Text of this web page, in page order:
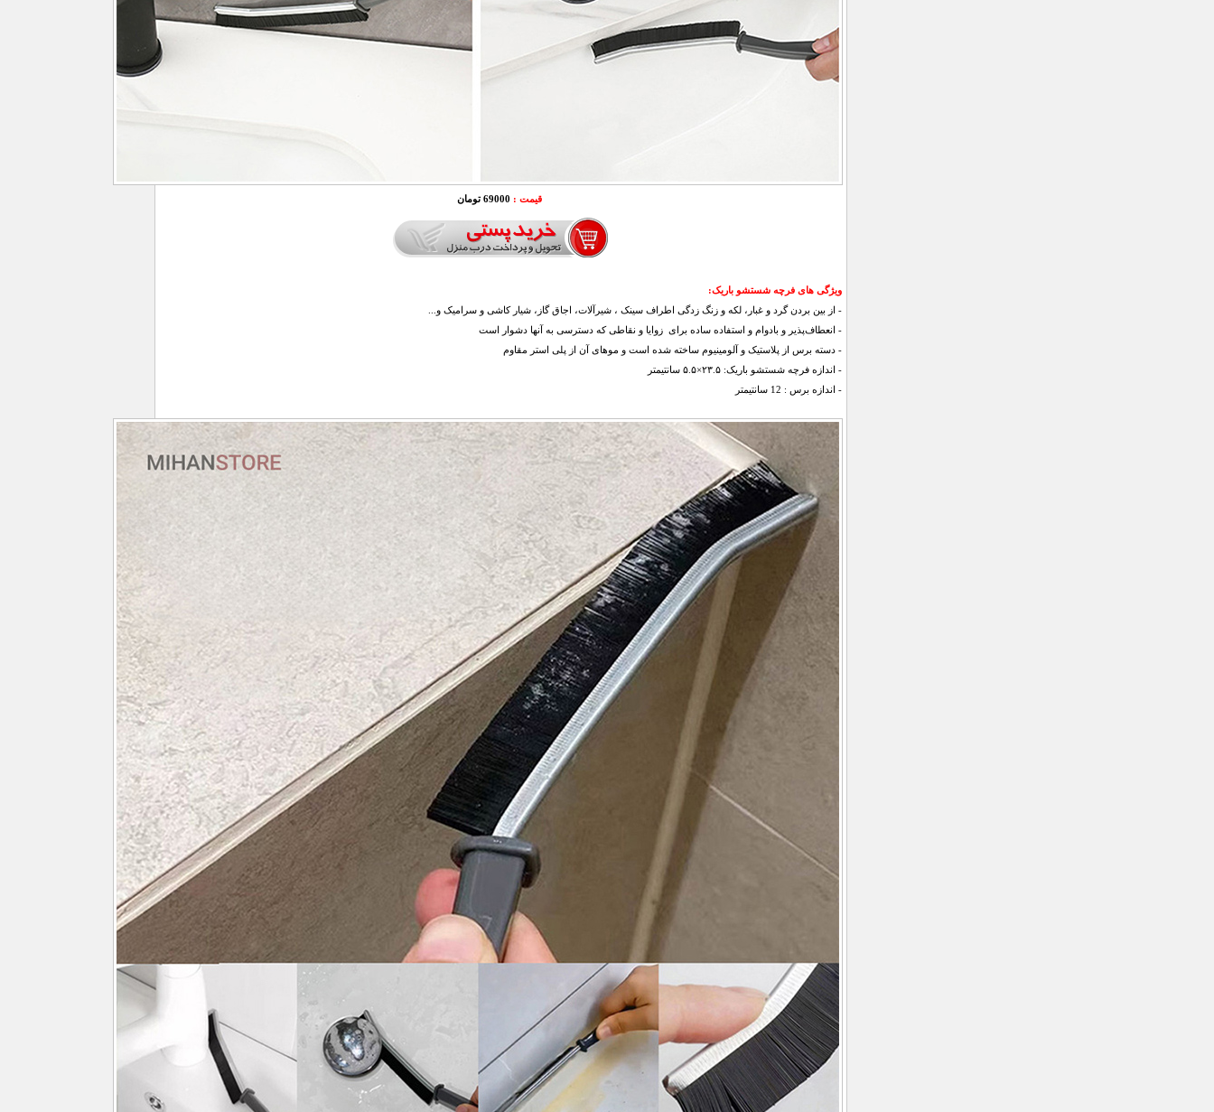
قیمت : 69000 تومان
ویژگی های فرچه شستشو باریک:
- از بین بردن گرد و غبار، لکه و زنگ زدگی اطراف سینک ، شیرآلات، اجاق گاز، شیار کاشی و سرامیک و...
- انعطاف‌پذیر و بادوام و استفاده ساده برای زوایا و نقاطی که دسترسی به آنها دشوار است
- دسته برس از پلاستیک و آلومینیوم ساخته شده است و موهای آن از پلی استر مقاوم
- اندازه فرچه شستشو باریک: ۲۳.۵×۵.۵ سانتیمتر
- اندازه برس : 12 سانتیمتر